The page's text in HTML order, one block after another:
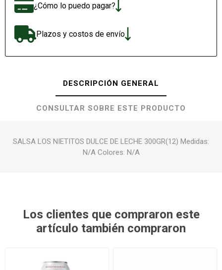
¿Cómo lo puedo pagar?
Plazos y costos de envío
DESCRIPCIÓN GENERAL
CONSULTAR SOBRE ESTE PRODUCTO
SALSA LOS NIETITOS DULCE DE LECHE 300GR(12) Medidas:
N/A Colores: N/A
Los clientes que compraron este
artículo también compraron